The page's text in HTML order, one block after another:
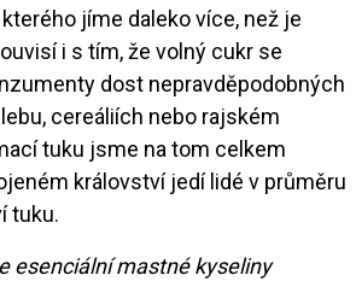
jíme daleko více, než je
i s tím, že volný cukr se
dost nepravděpodobných
cereáliích nebo rajském
tuku jsme na tom celkem
království jedí lidé v průměru
tuku.
esenciální mastné kyseliny